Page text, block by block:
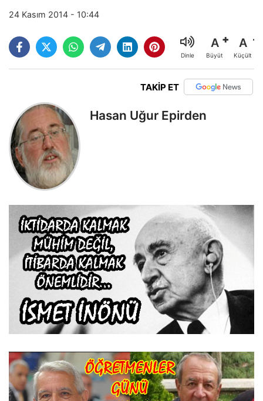
24 Kasım 2014 - 10:44
Dinle
A
Büyüt
A
Küçült
TAKİP ET
Hasan Uğur Epirden